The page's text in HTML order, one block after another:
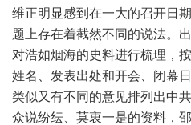
维正明显感到在一大的召开日
题上存在着截然不同的说法。
对浩如烟海的史料进行梳理，
姓名、发表出处和开会、闭幕
类似又有不同的意见排列出中
众说纷纭、莫衷一是的资料，